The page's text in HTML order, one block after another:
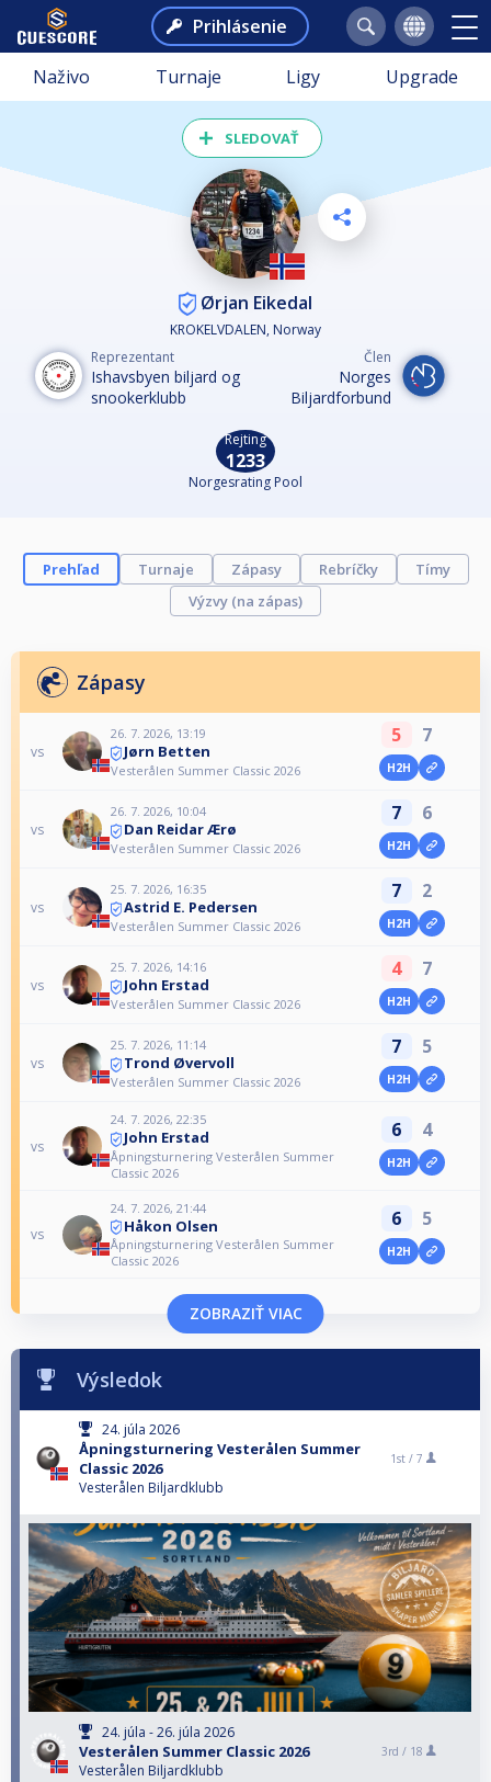
Prihlásenie
Naživo Turnaje Ligy Upgrade
SLEDOVAŤ
Ørjan Eikedal
KROKELVDALEN, Norway
Reprezentant
Ishavsbyen biljard og
snookerklubb
Člen
Norges
Biljardforbund
Rejting
1233
Norgesrating Pool
Prehľad Turnaje Zápasy Rebríčky
Tímy
Výzvy (na zápas)
Zápasy
vs
26. 7. 2026, 13:19
Jørn Betten
Vesterålen Summer Classic 2026
5 7
H2H
vs
26. 7. 2026, 10:04
Dan Reidar Ærø
Vesterålen Summer Classic 2026
7 6
H2H
vs
25. 7. 2026, 16:35
Astrid E. Pedersen
Vesterålen Summer Classic 2026
7 2
H2H
vs
25. 7. 2026, 14:16
John Erstad
Vesterålen Summer Classic 2026
4 7
H2H
vs
25. 7. 2026, 11:14
Trond Øvervoll
Vesterålen Summer Classic 2026
7 5
H2H
vs
24. 7. 2026, 22:35
John Erstad
Åpningsturnering Vesterålen Summer
Classic 2026
6 4
H2H
vs
24. 7. 2026, 21:44
Håkon Olsen
Åpningsturnering Vesterålen Summer
Classic 2026
6 5
H2H
ZOBRAZIŤ VIAC
Výsledok
24. júla 2026
Åpningsturnering Vesterålen Summer
Classic 2026
Vesterålen Biljardklubb
1st / 7
24. júla - 26. júla 2026
Vesterålen Summer Classic 2026
Vesterålen Biljardklubb
3rd / 18